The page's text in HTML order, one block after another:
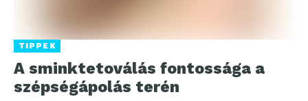
TIPPEK
A sminktetoválás fontossága a
szépségápolás terén